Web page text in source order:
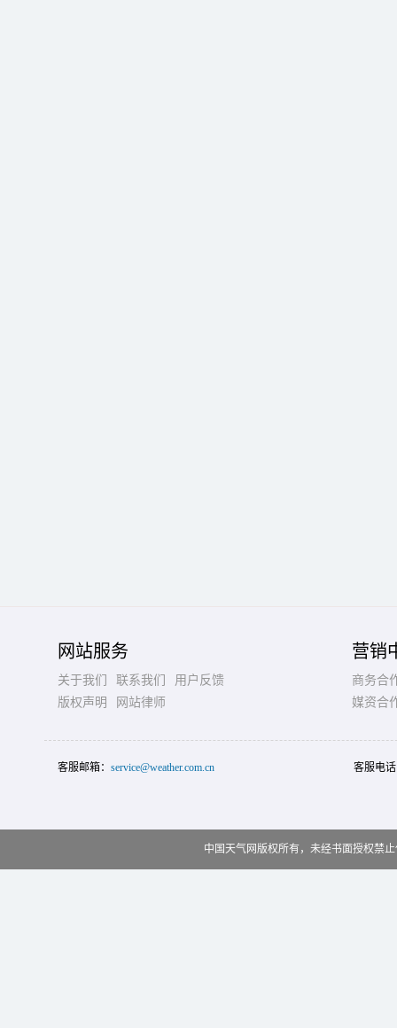
网站服务
关于我们 联系我们
用户反馈
版权声明
网站律师
营销
商务合
媒资合
客服邮箱： service@weather.com.cn 客服电
中国天气网版权所有，未经书面授权